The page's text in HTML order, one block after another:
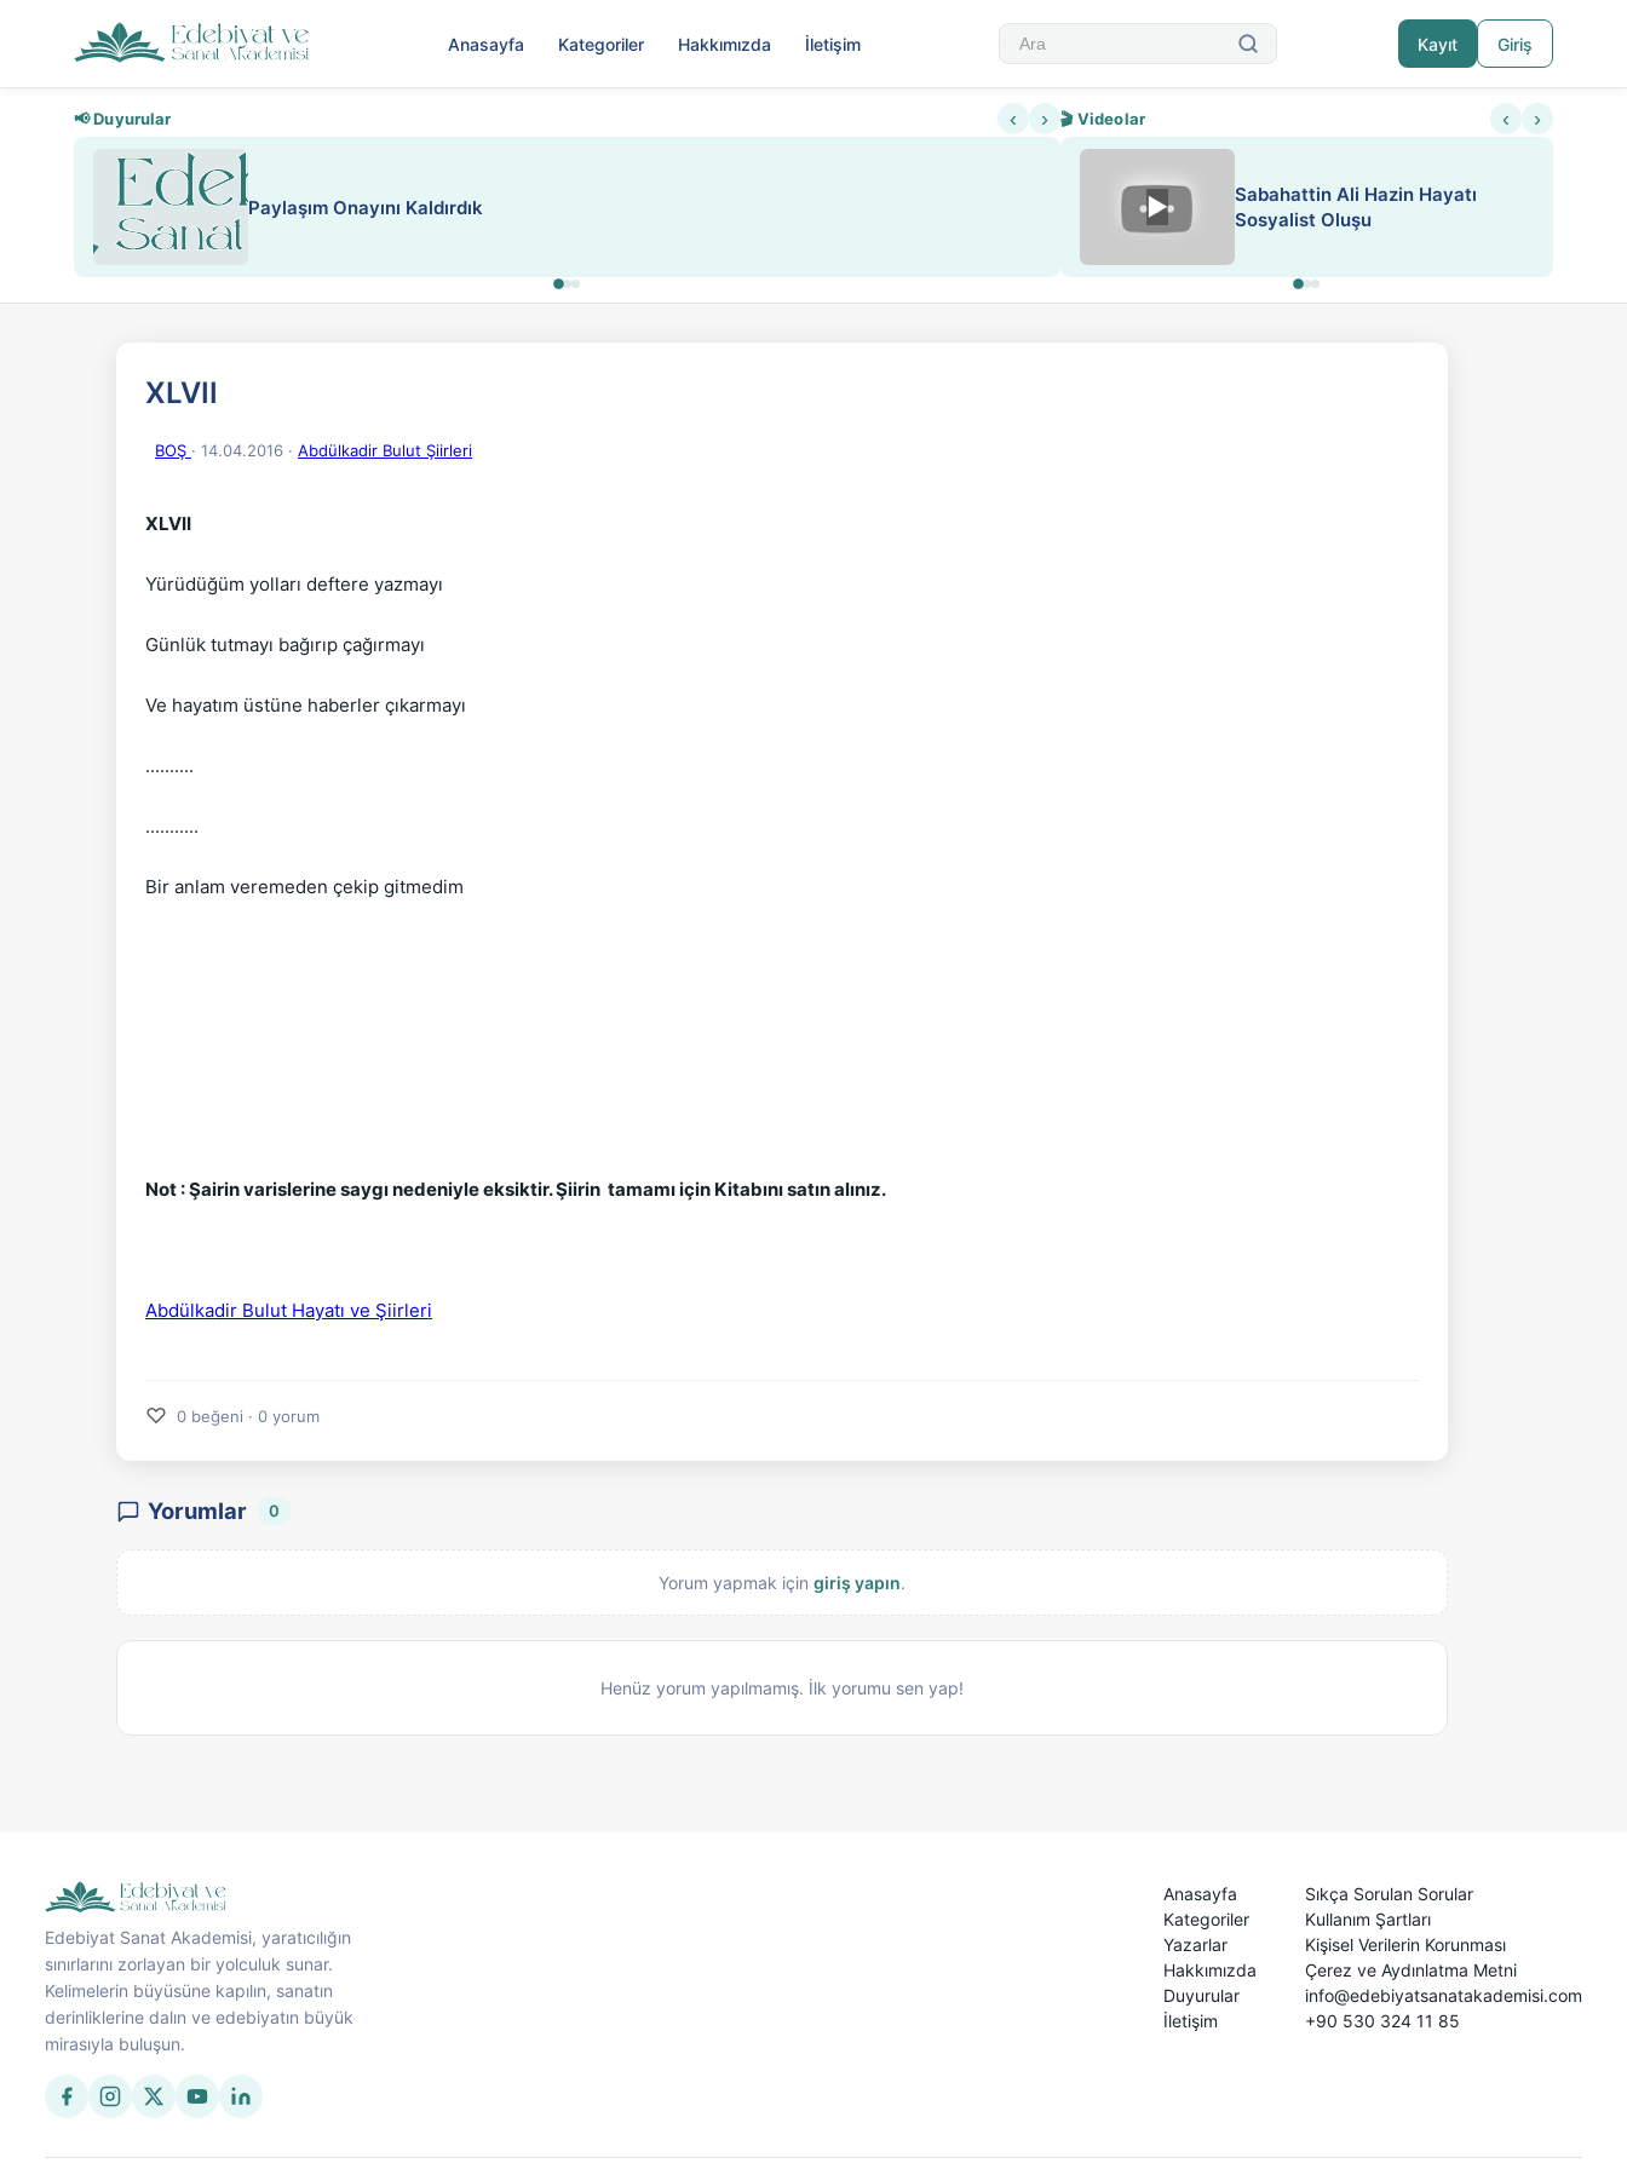
Anasayfa Kategoriler Hakkımızda İletişim Kayıt Giriş
📢 Duyurular ‹ ›
Paylaşım Onayını Kaldırdık Nadir içeriklere kısıtlama ve kredi sistemi
🎬 Videolar ‹ ›
▶
Sabahattin Ali Hazin Hayatı
Sosyalist Oluşu
XLVII
BOŞ · 14.04.2016 · Abdülkadir Bulut Şiirleri
XLVII
Yürüdüğüm yolları deftere yazmayı
Günlük tutmayı bağırıp çağırmayı
Ve hayatım üstüne haberler çıkarmayı
..........
...........
Bir anlam veremeden çekip gitmedim
Not : Şairin varislerine saygı nedeniyle eksiktir. Şiirin  tamamı için Kitabını satın alınız.
Abdülkadir Bulut Hayatı ve Şiirleri
♡ 0 beğeni · 0 yorum
Yorumlar 0
Yorum yapmak için giriş yapın.
Henüz yorum yapılmamış. İlk yorumu sen yap!
Edebiyat Sanat Akademisi, yaratıcılığın
sınırlarını zorlayan bir yolculuk sunar.
Kelimelerin büyüsüne kapılın, sanatın
derinliklerine dalın ve edebiyatın büyük
mirasıyla buluşun.
Anasayfa
Kategoriler
Yazarlar
Hakkımızda
Duyurular
İletişim
Sıkça Sorulan Sorular
Kullanım Şartları
Kişisel Verilerin Korunması
Çerez ve Aydınlatma Metni
info@edebiyatsanatakademisi.com
+90 530 324 11 85